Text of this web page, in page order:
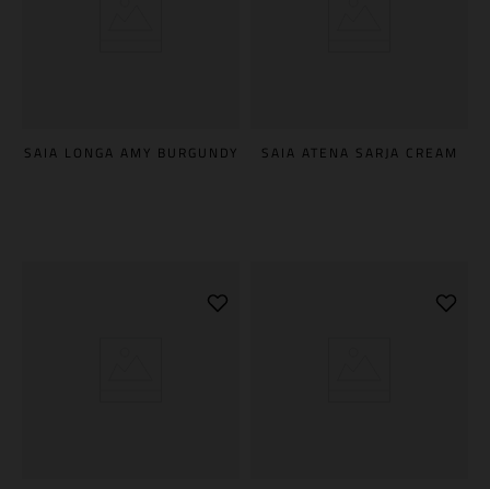
SAIA LONGA AMY BURGUNDY SAIA ATENA SARJA CREAM